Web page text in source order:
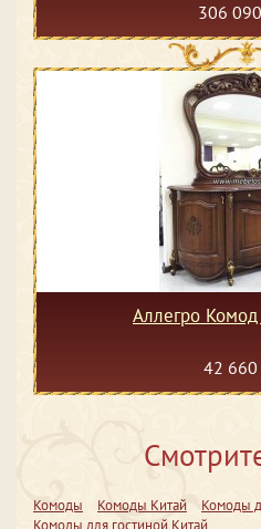
306
Аллегро
42 660
Комоды Комоды Китай
Комоды
Комоды для гостиной Китай